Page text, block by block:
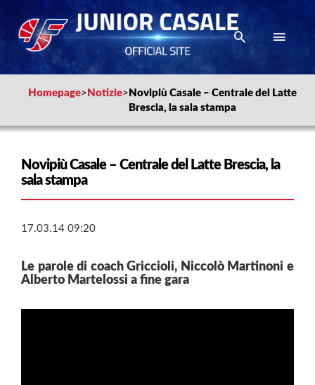
Homepage> Notizie> Novipiù Casale – Centrale del Latte
Brescia, la sala stampa
Novipiù Casale – Centrale del Latte Brescia, la
sala stampa
17.03.14 09:20
Le parole di coach Griccioli, Niccolò Martinoni e
Alberto Martelossi a fine gara